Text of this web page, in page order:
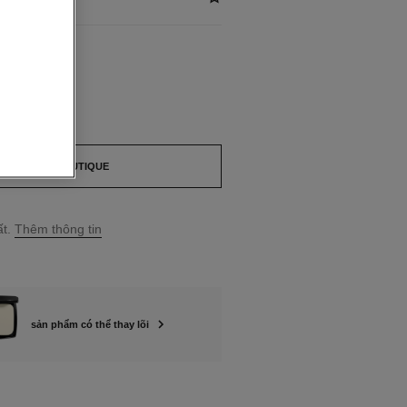
TÌM KIẾM BOUTIQUE
Thêm thông tin
sản phẩm có thể thay lõi